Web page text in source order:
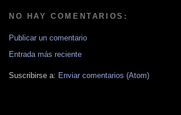
NO HAY COMENTARIOS:
Publicar un comentario
Entrada más reciente
Suscribirse a: Enviar comentarios (Atom)